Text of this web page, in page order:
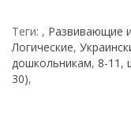
Теги: , Развивающие
Логические,
дошкольникам, 8-11 ,
30),